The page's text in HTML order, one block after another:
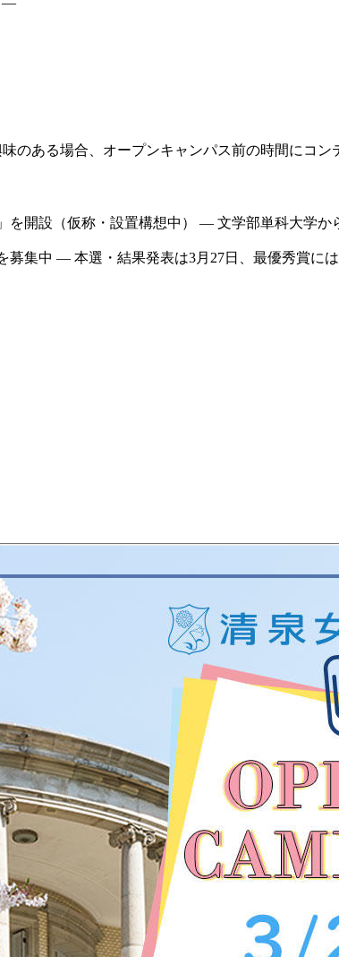
のある場合、オープンキャンパス前の時間にコン
開設（仮称・設置構想中） — 文学部単科大学か
集中 ― 本選・結果発表は3月27日、最優秀賞には